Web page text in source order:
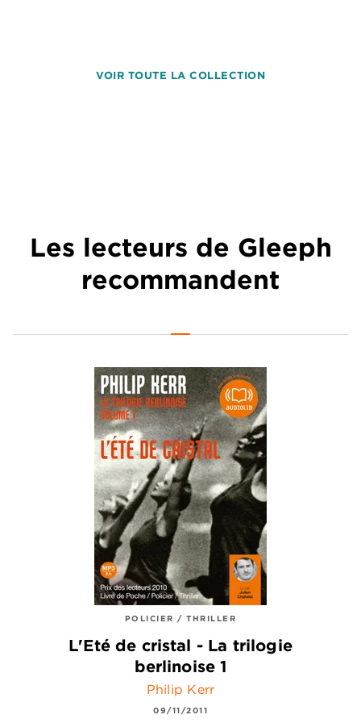
VOIR TOUTE LA COLLECTION
Les lecteurs de Gleeph
recommandent
POLICIER / THRILLER
L'Eté de cristal - La trilogie
berlinoise 1
Philip Kerr
09/11/2011